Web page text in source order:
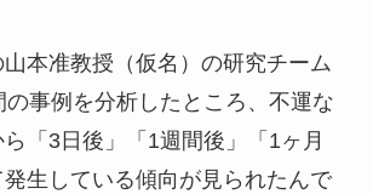
本准教授（仮名）の研究チーム
の事例を分析したところ、不運な
「3日後」「1週間後」「1ヶ月
生している傾向が見られたんで